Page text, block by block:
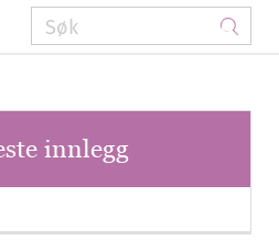
innlegg